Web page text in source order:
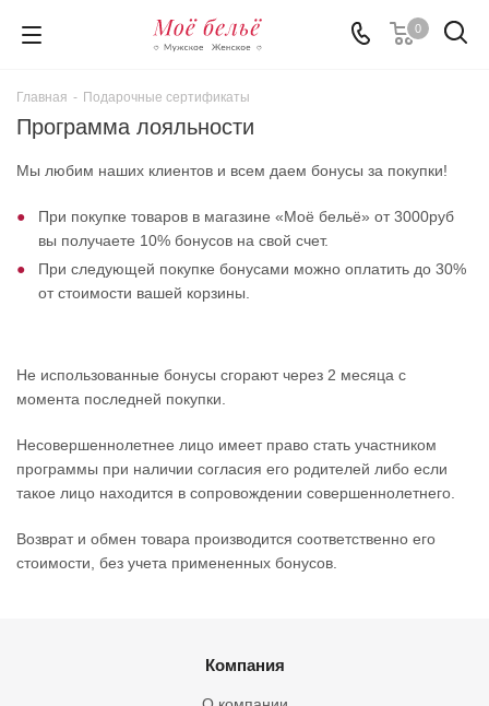
0
Главная - Подарочные сертификаты
Программа лояльности
Мы любим наших клиентов и всем даем бонусы за покупки!
При покупке товаров в магазине «Моё бельё» от 3000руб
вы получаете 10% бонусов на свой счет.
При следующей покупке бонусами можно оплатить до 30%
от стоимости вашей корзины.
Не использованные бонусы сгорают через 2 месяца с
момента последней покупки.
Несовершеннолетнее лицо имеет право стать участником
программы при наличии согласия его родителей либо если
такое лицо находится в сопровождении совершеннолетнего.
Возврат и обмен товара производится соответственно его
стоимости, без учета примененных бонусов.
Компания